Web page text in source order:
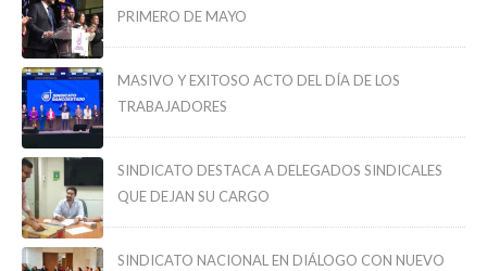
PRIMERO DE MAYO
MASIVO Y EXITOSO ACTO DEL DÍA DE LOS
TRABAJADORES
SINDICATO DESTACA A DELEGADOS SINDICALES
QUE DEJAN SU CARGO
SINDICATO NACIONAL EN DIÁLOGO CON NUEVO